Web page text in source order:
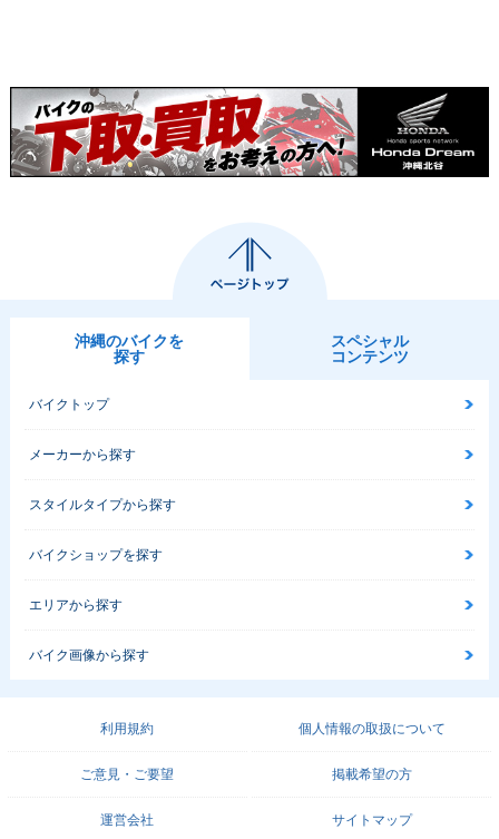
沖縄のバイクを
探す
スペシャル
コンテンツ
バイクトップ
メーカーから探す
スタイルタイプから探す
バイクショップを探す
エリアから探す
バイク画像から探す
利用規約 個人情報の取扱について
ご意見・ご要望 掲載希望の方
運営会社 サイトマップ